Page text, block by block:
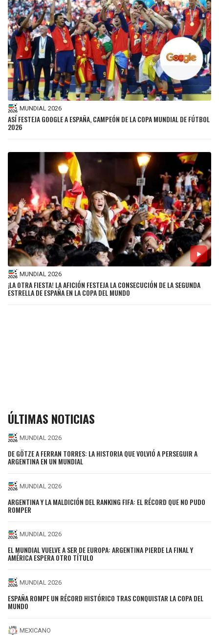
MUNDIAL 2026
ASÍ FESTEJA GOOGLE A ESPAÑA, CAMPEÓN DE LA COPA MUNDIAL DE FÚTBOL
2026
MUNDIAL 2026
¡LA OTRA FIESTA! LA AFICIÓN FESTEJA LA CONSECUCIÓN DE LA SEGUNDA
ESTRELLA DE ESPAÑA EN LA COPA DEL MUNDO
ÚLTIMAS NOTICIAS
MUNDIAL 2026
DE GÖTZE A FERRAN TORRES: LA HISTORIA QUE VOLVIÓ A PERSEGUIR A
ARGENTINA EN UN MUNDIAL
MUNDIAL 2026
ARGENTINA Y LA MALDICIÓN DEL RANKING FIFA: EL RÉCORD QUE NO PUDO
ROMPER
MUNDIAL 2026
EL MUNDIAL VUELVE A SER DE EUROPA: ARGENTINA PIERDE LA FINAL Y
AMÉRICA ESPERA OTRO TÍTULO
MUNDIAL 2026
ESPAÑA ROMPE UN RÉCORD HISTÓRICO TRAS CONQUISTAR LA COPA DEL
MUNDO
MEXICANO